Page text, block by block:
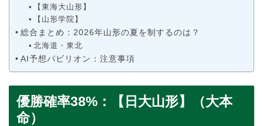
【東海大山形】
【山形学院】
総合まとめ：2026年山形の夏を制するのは？
北海道・東北
AI予想パビリオン：注意事項
優勝確率38%：【日大山形】（大本
命）